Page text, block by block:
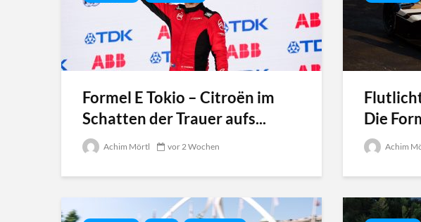
Formel E Tokio – Citroën im
Schatten der Trauer aufs...
Achim Mörtl vor 2 Wochen
Die
Achim